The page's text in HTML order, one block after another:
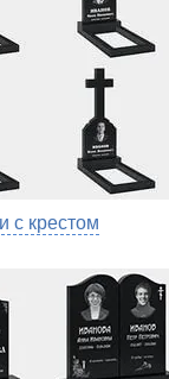
с крестом